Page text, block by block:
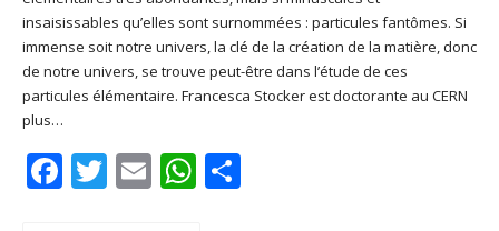
Apple Podcasts Deezer
Google Play PocketCasts
Podcast Addict RSS
SHARE
LINK
EMBED
insaisissables qu’elles sont surnommées : particules fantômes. Si
immense soit notre univers, la clé de la création de la matière, donc
de notre univers, se trouve peut-être dans l’étude de ces
particules élémentaire. Francesca Stocker est doctorante au CERN
plus…
Facebook
Twitter
EmailWhatsApp